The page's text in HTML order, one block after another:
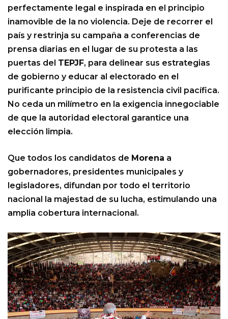
perfectamente legal e inspirada en el principio
inamovible de la no violencia. Deje de recorrer el
país y restrinja su campaña a conferencias de
prensa diarias en el lugar de su protesta a las
puertas del TEPJF, para delinear sus estrategias
de gobierno y educar al electorado en el
purificante principio de la resistencia civil pacífica.
No ceda un milímetro en la exigencia innegociable
de que la autoridad electoral garantice una
elección limpia.
Que todos los candidatos de Morena a
gobernadores, presidentes municipales y
legisladores, difundan por todo el territorio
nacional la majestad de su lucha, estimulando una
amplia cobertura internacional.